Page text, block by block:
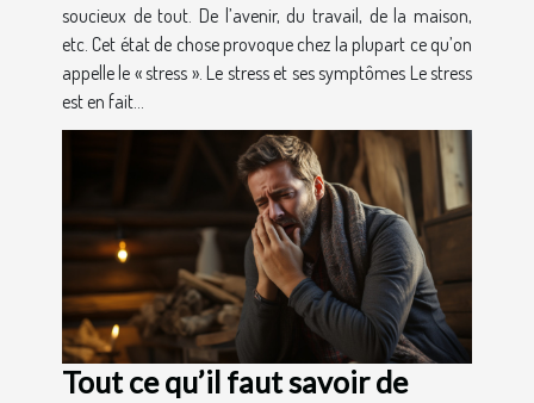
soucieux de tout. De l’avenir, du travail, de la maison,
etc. Cet état de chose provoque chez la plupart ce qu’on
appelle le « stress ». Le stress et ses symptômes Le stress
est en fait...
Tout ce qu’il faut savoir de